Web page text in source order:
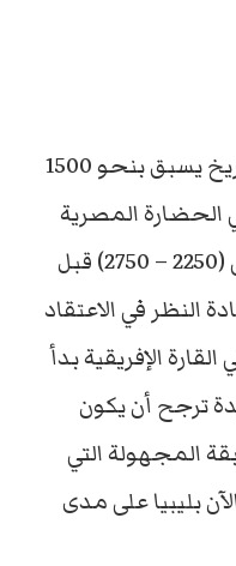
ويكمن سر ذلك في أن هذا التاريخ يسبق بنحو 1500
المصرية
القديمة الذي ترجع بداياته إلى (2250 – 2750) قبل
النظر في الاعتقاد
الإفريقية بدأ
ترجح أن يكون
المجهولة التي
بليبيا على مدى